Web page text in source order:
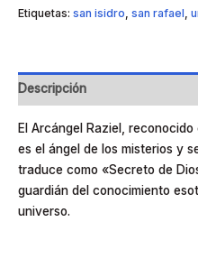
Etiquetas: san isidro san rafael
Descripción
El Arcángel Raziel,
es el ángel de los misterios y
traduce como «Secreto de
guardián del conocimiento
universo.